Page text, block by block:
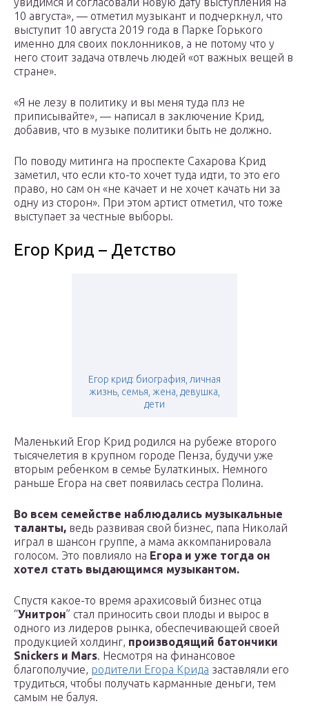
10 августа», — отметил музыкант и подчеркнул, что
выступит 10 августа 2019 года в Парке Горького
именно для своих поклонников, а не потому что у
него стоит задача отвлечь людей «от важных вещей в
стране».
«Я не лезу в политику и вы меня туда плз не
приписывайте», — написал в заключение Крид,
добавив, что в музыке политики быть не должно.
По поводу митинга на проспекте Сахарова Крид
заметил, что если кто-то хочет туда идти, то это его
право, но сам он «не качает и не хочет качать ни за
одну из сторон». При этом артист отметил, что тоже
выступает за честные выборы.
Егор Крид – Детство
Егор крид: биография, личная
жизнь, семья, жена, девушка,
дети
Маленький Егор Крид родился на рубеже второго
тысячелетия в крупном городе Пенза, будучи уже
вторым ребенком в семье Булаткиных. Немного
раньше Егора на свет появилась сестра Полина.
Во всем семействе наблюдались музыкальные
таланты, ведь развивая свой бизнес, папа Николай
играл в шансон группе, а мама аккомпанировала
голосом. Это повлияло на Егора и уже тогда он
хотел стать выдающимся музыкантом.
Спустя какое-то время арахисовый бизнес отца
“Унитрон” стал приносить свои плоды и вырос в
одного из лидеров рынка, обеспечивающей своей
продукцией холдинг, производящий батончики
Snickers и Mars. Несмотря на финансовое
благополучие, родители Егора Крида заставляли его
трудиться, чтобы получать карманные деньги, тем
самым не балуя.